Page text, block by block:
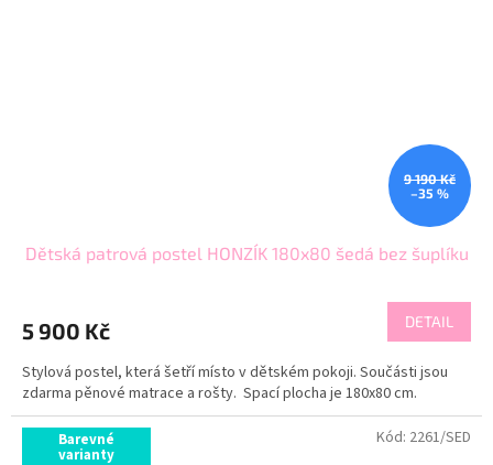
9 190 Kč
–35 %
Dětská patrová postel HONZÍK 180x80 šedá bez šuplíku
5 900 Kč DETAIL
Stylová postel, která šetří místo v dětském pokoji. Součásti jsou
zdarma pěnové matrace a rošty. Spací plocha je 180x80 cm.
Barevné
varianty
Kód: 2261/SED